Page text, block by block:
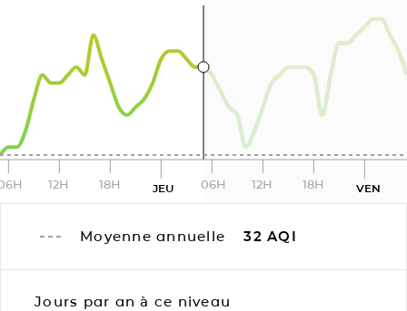
12H 18H JEU 06H 12H 18H VEN
Moyenne annuelle 32 AQI
Jours par an à ce niveau